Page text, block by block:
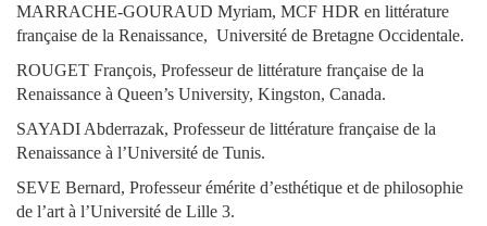
MARRACHE-GOURAUD Myriam, MCF HDR en littérature
française de la Renaissance, Université de Bretagne Occidentale.
ROUGET François, Professeur de littérature française de la
Renaissance à Queen’s University, Kingston, Canada.
SAYADI Abderrazak, Professeur de littérature française de la
Renaissance à l’Université de Tunis.
SEVE Bernard, Professeur émérite d’esthétique et de philosophie
de l’art à l’Université de Lille 3.